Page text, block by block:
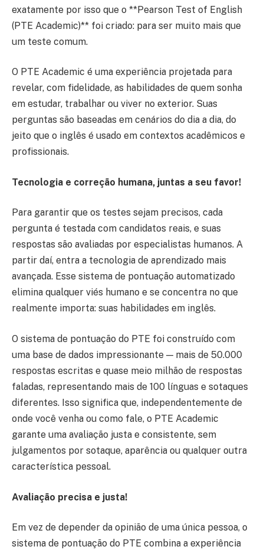
exatamente por isso que o **Pearson Test of English
(PTE Academic)** foi criado: para ser muito mais que
um teste comum.
O PTE Academic é uma experiência projetada para
revelar, com fidelidade, as habilidades de quem sonha
em estudar, trabalhar ou viver no exterior. Suas
perguntas são baseadas em cenários do dia a dia, do
jeito que o inglês é usado em contextos acadêmicos e
profissionais.
Tecnologia e correção humana, juntas a seu favor!
Para garantir que os testes sejam precisos, cada
pergunta é testada com candidatos reais, e suas
respostas são avaliadas por especialistas humanos. A
partir daí, entra a tecnologia de aprendizado mais
avançada. Esse sistema de pontuação automatizado
elimina qualquer viés humano e se concentra no que
realmente importa: suas habilidades em inglês.
O sistema de pontuação do PTE foi construído com
uma base de dados impressionante — mais de 50.000
respostas escritas e quase meio milhão de respostas
faladas, representando mais de 100 línguas e sotaques
diferentes. Isso significa que, independentemente de
onde você venha ou como fale, o PTE Academic
garante uma avaliação justa e consistente, sem
julgamentos por sotaque, aparência ou qualquer outra
característica pessoal.
Avaliação precisa e justa!
Em vez de depender da opinião de uma única pessoa, o
sistema de pontuação do PTE combina a experiência